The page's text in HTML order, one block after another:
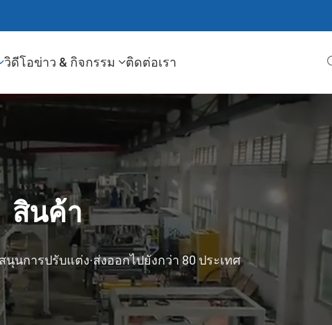
วิดีโอข่าว & กิจกรรม ติดต่อเรา
สินค้า
นการปรับแต่ง·ส่งออกไปยังกว่า 80 ประเทศ